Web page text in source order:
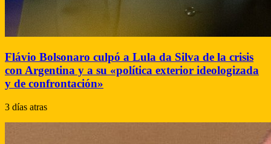
Flávio Bolsonaro culpó a Lula da Silva de la crisis
con Argentina y a su «política exterior ideologizada
y de confrontación»
3 días atras